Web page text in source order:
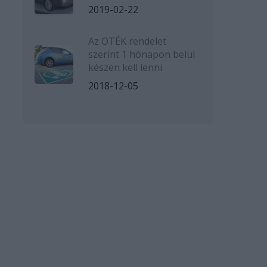
2019-02-22
Az OTÉK rendelet
szerint 1 hónapon belül
készen kell lenni
2018-12-05